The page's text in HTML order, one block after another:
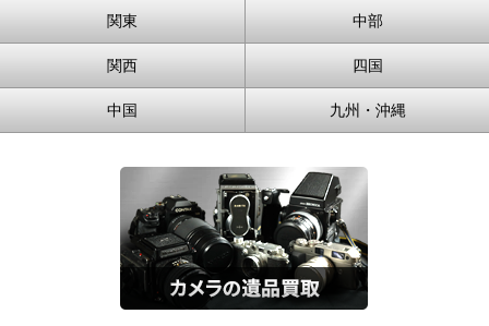
関東 中部
関西 四国
中国 九州・沖縄